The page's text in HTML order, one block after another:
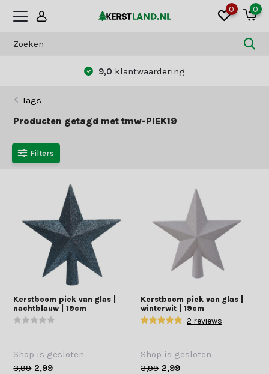
0 0
9,0 klantwaardering
Tags
Producten getagd met tmw-PIEK19
Filters
Kerstboom piek van glas |
nachtblauw | 19cm
Shop is gesloten
3,99 2,99
Kerstboom piek van glas |
winterwit | 19cm
2 reviews
Shop is gesloten
3,99 2,99